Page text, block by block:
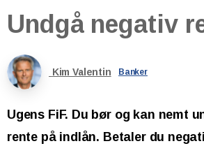
Undgå negativ
Kim Valentin Banker
Ugens FiF. Du bør og kan nemt
rente på indlån. Betaler du